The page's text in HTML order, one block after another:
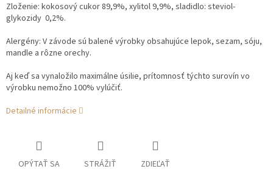
Zloženie: kokosový cukor 89,9%, xylitol 9,9%, sladidlo: steviol-
glykozidy 0,2%.
Alergény: V závode sú balené výrobky obsahujúce lepok, sezam, sóju,
mandle a rôzne orechy.
Aj keď sa vynaložilo maximálne úsilie, prítomnosť týchto surovín vo
výrobku nemožno 100% vylúčiť.
Detailné informácie
OPÝTAŤ SA STRÁŽIŤ ZDIEĽAŤ